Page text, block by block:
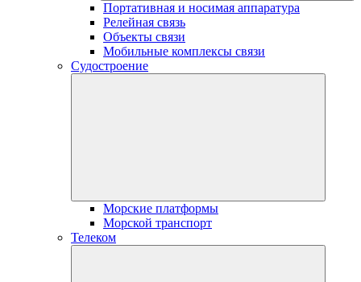
Портативная и носимая аппаратура
Релейная связь
Объекты связи
Мобильные комплексы связи
Судостроение
Морские платформы
Морской транспорт
Телеком